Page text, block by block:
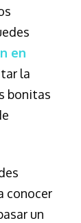
en
la
bonitas
conocer
un